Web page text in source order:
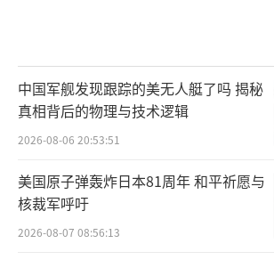
中国军舰发现跟踪的美无人艇了吗 揭秘
真相背后的物理与技术逻辑
2026-08-06 20:53:51
美国原子弹轰炸日本81周年 和平祈愿与
核裁军呼吁
2026-08-07 08:56:13